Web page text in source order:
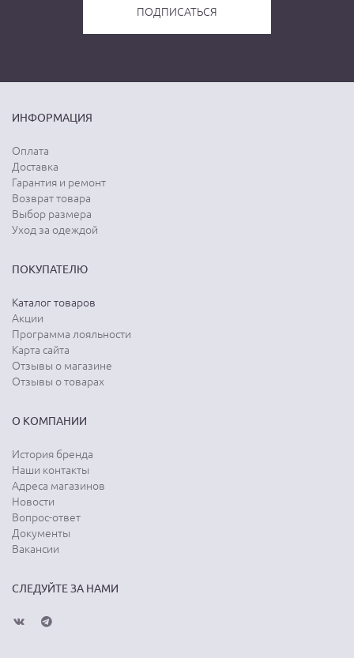
ИНФОРМАЦИЯ
Оплата
Доставка
Гарантия и ремонт
Возврат товара
Выбор размера
Уход за одеждой
ПОКУПАТЕЛЮ
Каталог товаров
Акции
Программа лояльности
Карта сайта
Отзывы о магазине
Отзывы о товарах
О КОМПАНИИ
История бренда
Наши контакты
Адреса магазинов
Новости
Вопрос-ответ
Документы
Вакансии
СЛЕДУЙТЕ ЗА НАМИ